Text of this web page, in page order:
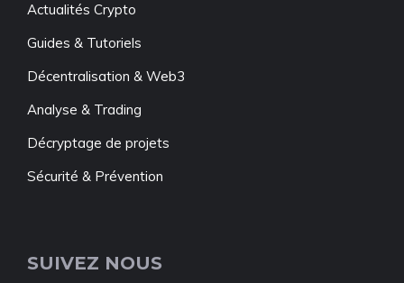
Actualités Crypto
Guides & Tutoriels
Décentralisation & Web3
Analyse & Trading
Décryptage de projets
Sécurité & Prévention
SUIVEZ NOUS